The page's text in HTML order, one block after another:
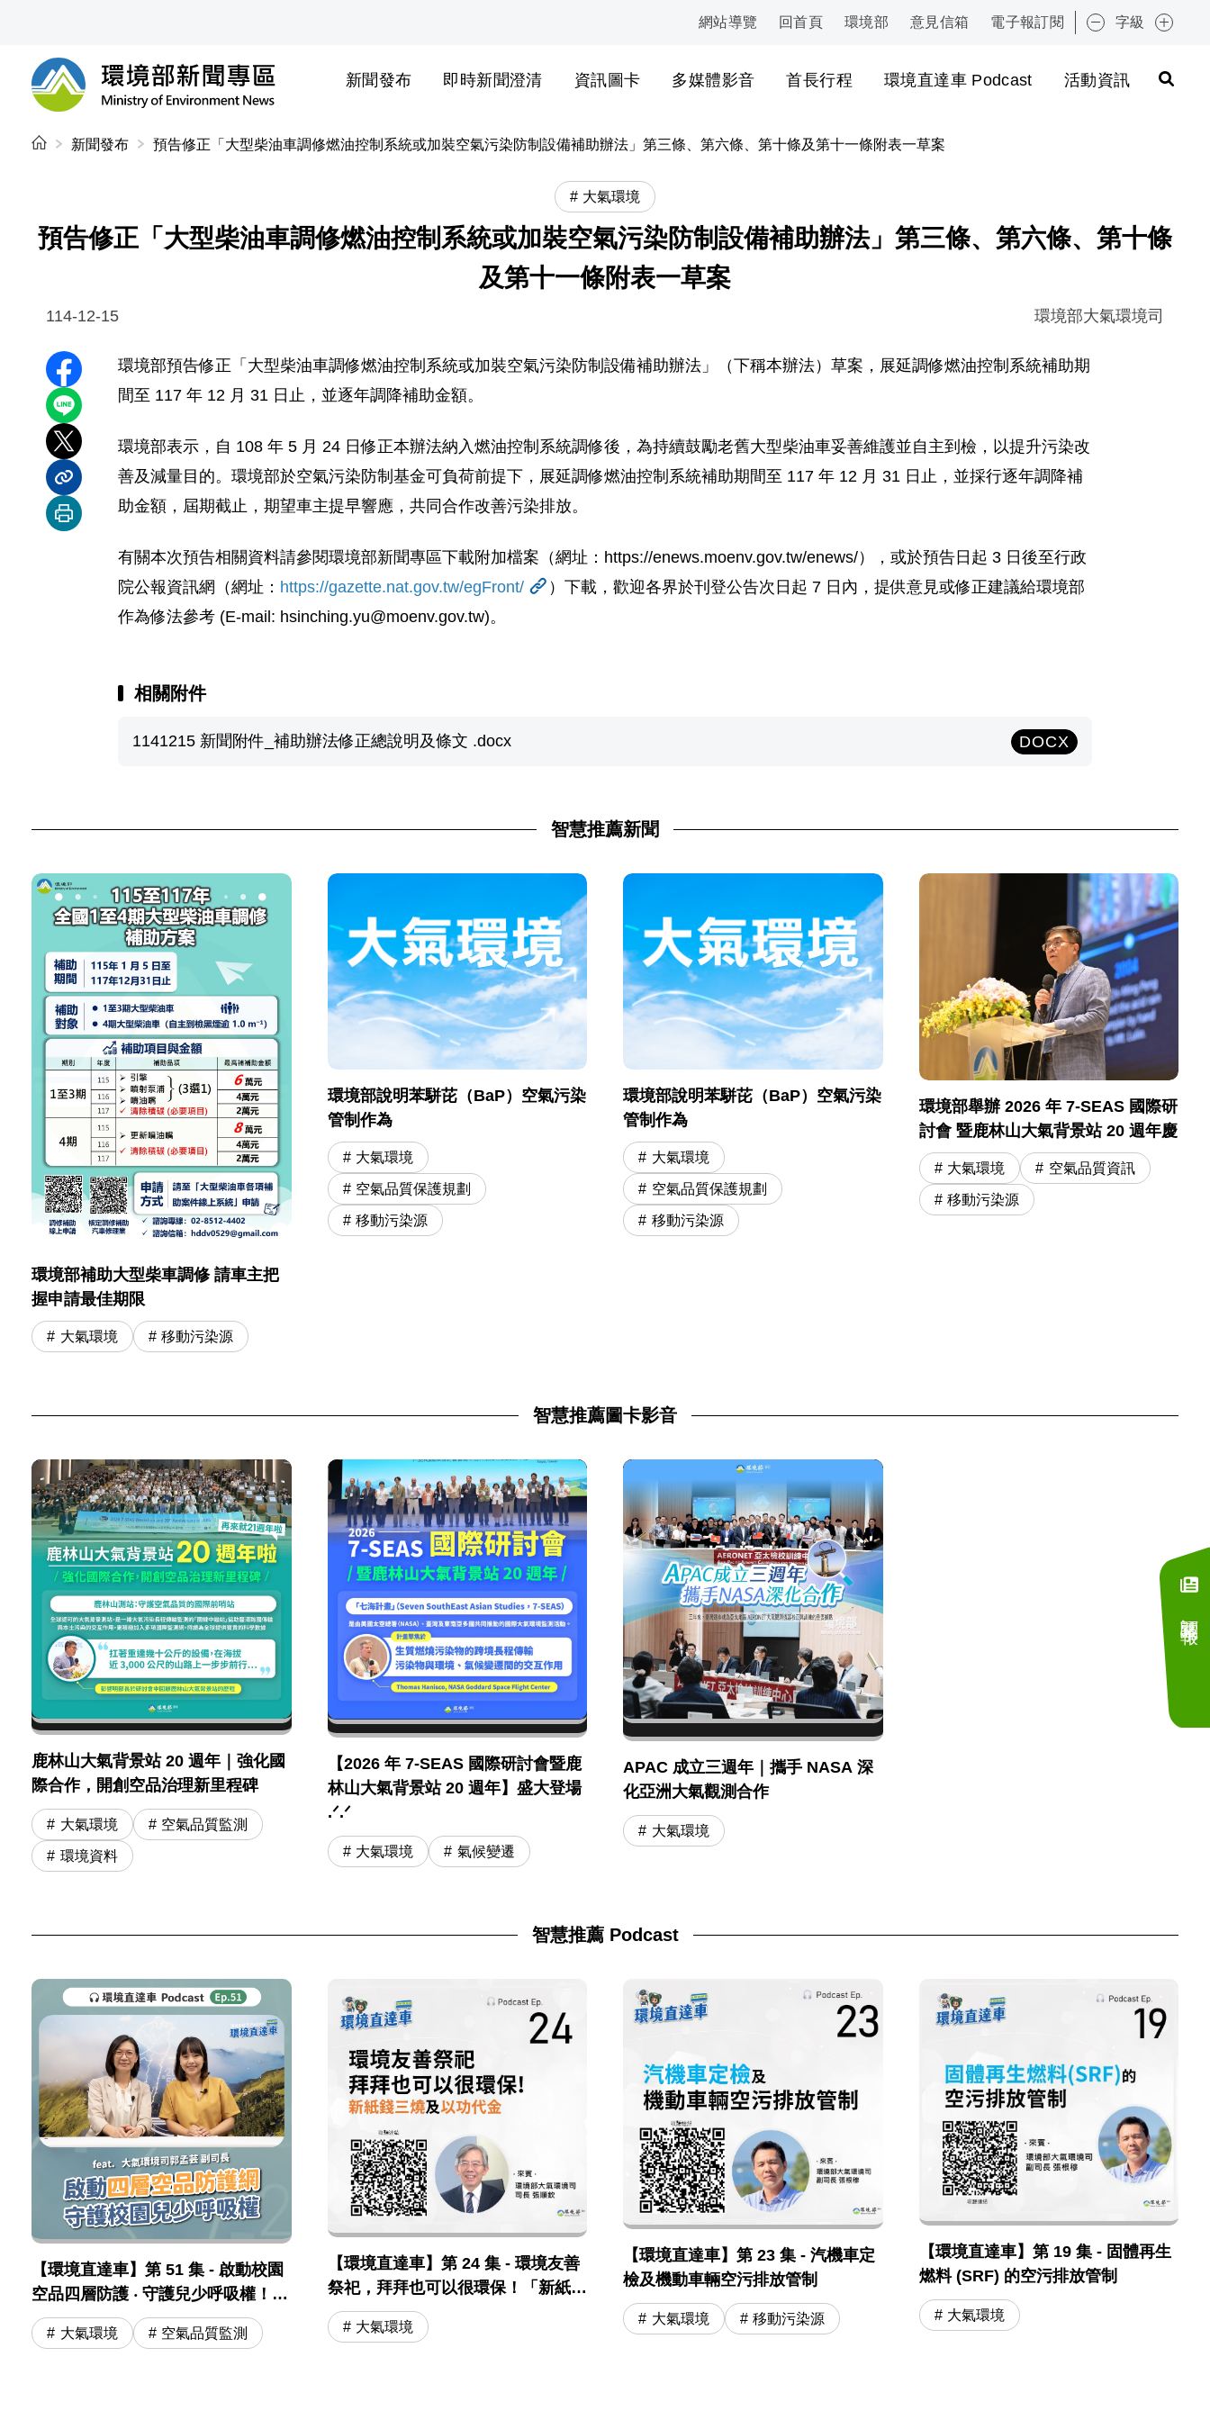
:::
網站導覽 回首頁 環境部 意見信箱 電子報訂閱 字級
環境部新聞專區
新聞發布 即時新聞澄清 資訊圖卡 多媒體影音 首長行程 環境直達車 Podcast 活動資訊
:::
新聞發布 預告修正「大型柴油車調修燃油控制系統或加裝空氣污染防制設備補助辦法」第三條、第六條、第十條及第十一條附表一草案
大氣環境
預告修正「大型柴油車調修燃油控制系統或加裝空氣污染防制設備補助辦法」第三條、第六條、第十條
及第十一條附表一草案
114-12-15 環境部大氣環境司
分享至 Facebook
分享到 LINE
分享到 X
分享內容連結
列印本頁
環境部預告修正「大型柴油車調修燃油控制系統或加裝空氣污染防制設備補助辦法」（下稱本辦法）草案，展延調修燃油控制系統補助期
間至 117 年 12 月 31 日止，並逐年調降補助金額。
環境部表示，自 108 年 5 月 24 日修正本辦法納入燃油控制系統調修後，為持續鼓勵老舊大型柴油車妥善維護並自主到檢，以提升污染改
善及減量目的。環境部於空氣污染防制基金可負荷前提下，展延調修燃油控制系統補助期間至 117 年 12 月 31 日止，並採行逐年調降補
助金額，屆期截止，期望車主提早響應，共同合作改善污染排放。
有關本次預告相關資料請參閱環境部新聞專區下載附加檔案（網址：https://enews.moenv.gov.tw/enews/），或於預告日起 3 日後至行政
院公報資訊網（網址： https://gazette.nat.gov.tw/egFront/
）下載，歡迎各界於刊登公告次日起 7 日內，提供意見或修正建議給環境部
作為修法參考 (E-mail: hsinching.yu@moenv.gov.tw)。
相關附件
1141215 新聞附件_補助辦法修正總說明及條文 .docx DOCX
智慧推薦新聞
環境部補助大型柴車調修 請車主把
握申請最佳期限
大氣環境 移動污染源
環境部說明苯駢芘（BaP）空氣污染
管制作為
大氣環境
空氣品質保護規劃
移動污染源
環境部說明苯駢芘（BaP）空氣污染
管制作為
大氣環境
空氣品質保護規劃
移動污染源
環境部舉辦 2026 年 7-SEAS 國際研
討會 暨鹿林山大氣背景站 20 週年慶
大氣環境 空氣品質資訊
移動污染源
智慧推薦圖卡影音
鹿林山大氣背景站 20 週年｜強化國
際合作，開創空品治理新里程碑
大氣環境 空氣品質監測
環境資料
【2026 年 7-SEAS 國際研討會暨鹿
林山大氣背景站 20 週年】盛大登場
.ᐟ.ᐟ
大氣環境 氣候變遷
APAC 成立三週年｜攜手 NASA 深
化亞洲大氣觀測合作
大氣環境
智慧推薦 Podcast
【環境直達車】第 51 集 - 啟動校園
空品四層防護 ‧ 守護兒少呼吸權！
feat. 大氣司 郭孟芸副司長
大氣環境 空氣品質監測
【環境直達車】第 24 集 - 環境友善
祭祀，拜拜也可以很環保！「新紙錢
三燒」及「以功代金」
大氣環境
【環境直達車】第 23 集 - 汽機車定
檢及機動車輛空污排放管制
大氣環境 移動污染源
【環境直達車】第 19 集 - 固體再生
燃料 (SRF) 的空污排放管制
大氣環境